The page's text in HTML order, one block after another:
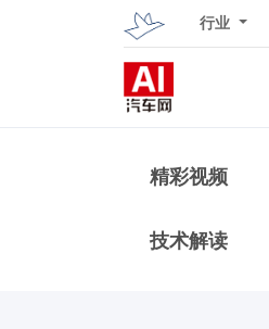
行业
精彩视频
技术解读